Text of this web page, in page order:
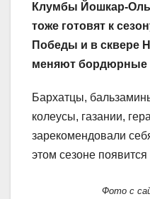
Клумбы Йошкар-
тоже готовят к
Победы и в сквере
меняют бордюрные
Бархатцы,
колеусы, газании,
зарекомендовали
этом сезоне
Фото с